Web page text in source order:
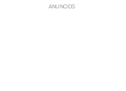
ANUNCIOS